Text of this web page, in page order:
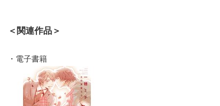
＜関連作品＞
・電子書籍